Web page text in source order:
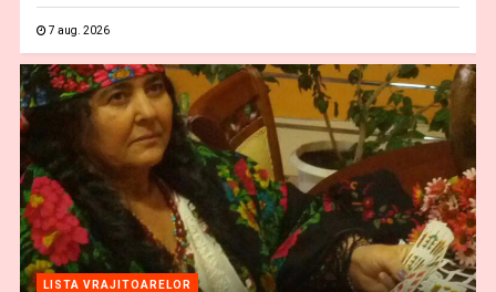
7 aug. 2026
LISTA VRAJITOARELOR